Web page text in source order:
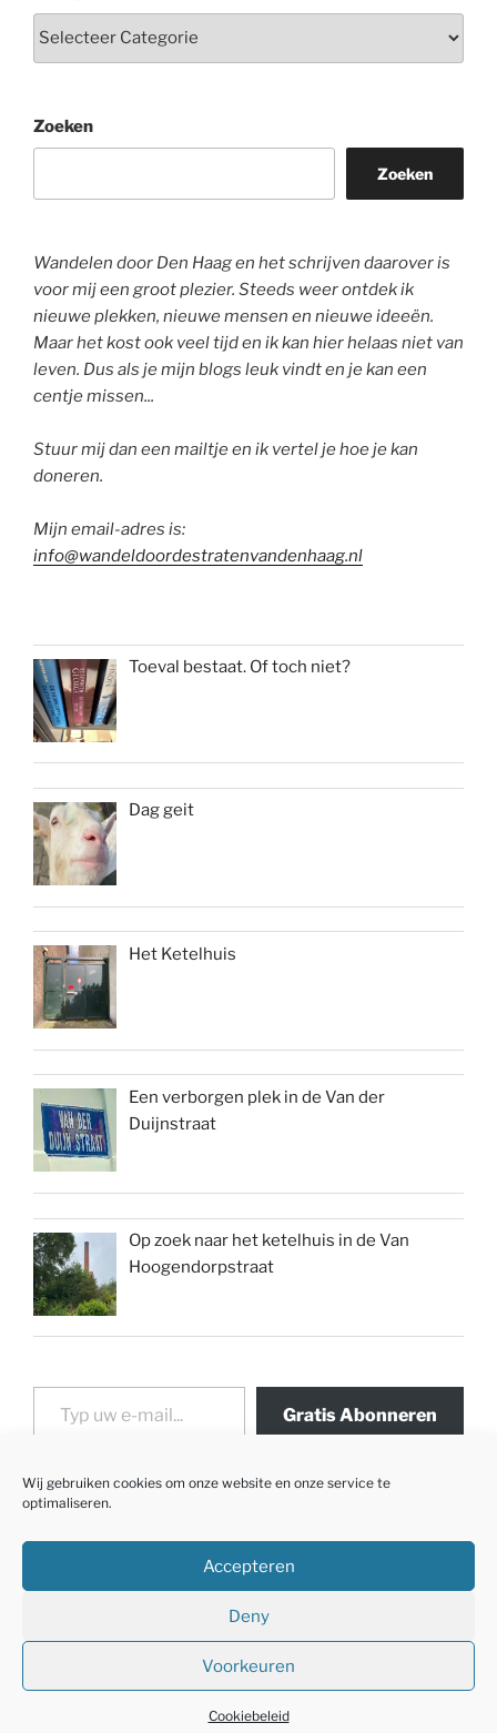
Wij gebruiken cookies om onze website en onze service te
optimaliseren.
Accepteren
Deny
Voorkeuren
Cookiebeleid
Zoeken
Zoeken
Wandelen door Den Haag en het schrijven daarover is
voor mij een groot plezier. Steeds weer ontdek ik
nieuwe plekken, nieuwe mensen en nieuwe ideeën.
Maar het kost ook veel tijd en ik kan hier helaas niet van
leven. Dus als je mijn blogs leuk vindt en je kan een
centje missen...
Stuur mij dan een mailtje en ik vertel je hoe je kan
doneren.
Mijn email-adres is:
info@wandeldoordestratenvandenhaag.nl
Toeval bestaat. Of toch niet?
Dag geit
Het Ketelhuis
Een verborgen plek in de Van der
Duijnstraat
Op zoek naar het ketelhuis in de Van
Hoogendorpstraat
Typ uw e-mail...
Gratis Abonneren
Met trots aangedreven door WordPress